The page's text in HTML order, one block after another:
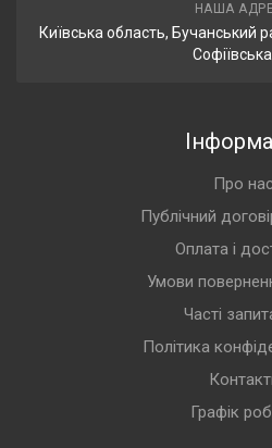
НАША
Київська область, Бучанський
Про нас
Публічний
Оплата і
Умови
Часті
Політика
Графік